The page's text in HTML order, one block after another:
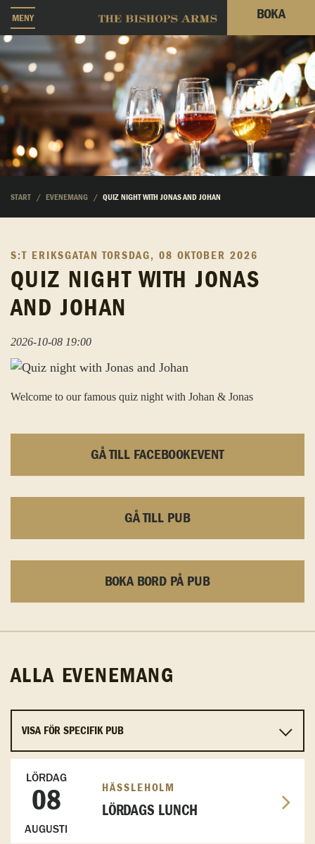
MENY BOKA
START EVENEMANG QUIZ NIGHT WITH JONAS AND JOHAN
S:T ERIKSGATAN TORSDAG, 08 OKTOBER 2026
QUIZ NIGHT WITH JONAS
AND JOHAN
2026-10-08 19:00
Welcome to our famous quiz night with Johan & Jonas
GÅ TILL FACEBOOKEVENT
GÅ TILL PUB
BOKA BORD PÅ PUB
ALLA EVENEMANG
LÖRDAG
08
AUGUSTI
HÄSSLEHOLM
LÖRDAGS LUNCH